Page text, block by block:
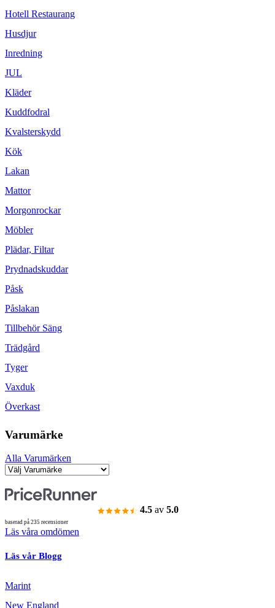
Hotell Restaurang
Husdjur
Inredning
JUL
Kläder
Kuddfodral
Kvalsterskydd
Kök
Lakan
Mattor
Morgonrockar
Möbler
Plädar, Filtar
Prydnadskuddar
Påsk
Påslakan
Tillbehör Säng
Trädgård
Tyger
Vaxduk
Överkast
Varumärke
Alla Varumärken
4.5 av 5.0
baserad på 235 recensioner
Läs våra omdömen
Läs vår Blogg
Marint
New England